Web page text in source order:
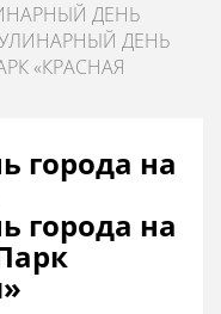
ДЕНЬ
ДЕНЬ
«КРАСНАЯ
города на
города на